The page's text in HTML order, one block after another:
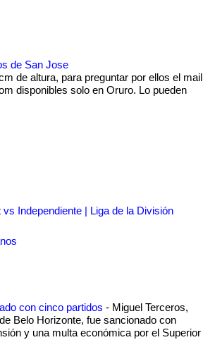
de San Jose
de altura, para preguntar por ellos el mail
disponibles solo en Oruro. Lo pueden
Independiente | Liga de la División
con cinco partidos - Miguel Terceros,
Belo Horizonte, fue sancionado con
y una multa económica por el Superior